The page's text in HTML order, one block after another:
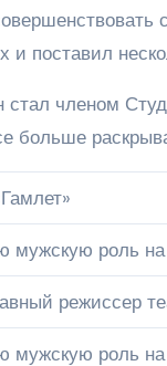
и поставил
членом
больше
мужскую роль
режиссер
мужскую роль